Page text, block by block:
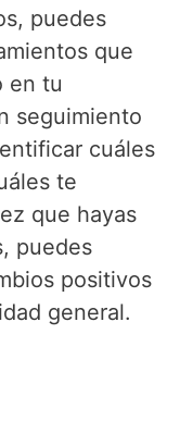
puedes
que
en tu
seguimiento
cuáles
te
que hayas
puedes
positivos
general.